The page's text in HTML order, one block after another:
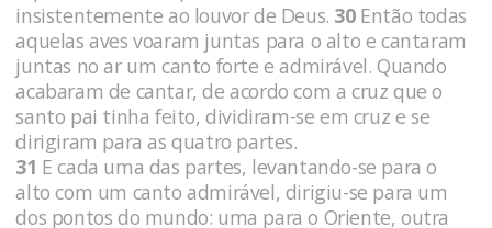
insistentemente ao louvor de Deus. 30 Então todas
aquelas aves voaram juntas para o alto e cantaram
juntas no ar um canto forte e admirável. Quando
acabaram de cantar, de acordo com a cruz que o
santo pai tinha feito, dividiram-se em cruz e se
dirigiram para as quatro partes.
31 E cada uma das partes, levantando-se para o
alto com um canto admirável, dirigiu-se para um
dos pontos do mundo: uma para o Oriente, outra